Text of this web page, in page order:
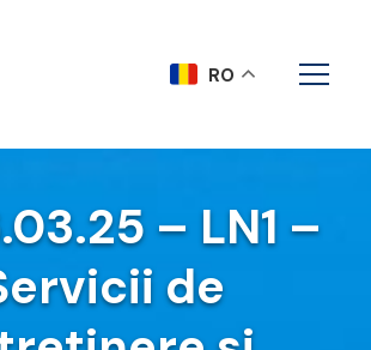
– LN1 –
de
RO